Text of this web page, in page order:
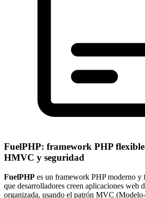
FuelPHP: framework PHP
HMVC y seguridad
FuelPHP es un framework PHP moderno y
que desarrolladores creen aplicaciones web
organizada, usando el patrón MVC